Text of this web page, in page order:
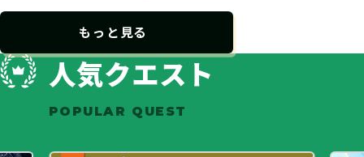
もっと見る
人気クエスト
POPULAR QUEST